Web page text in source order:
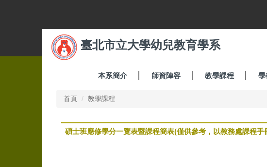
容
臺北市立大學幼兒教育學系
本系簡介 師資陣容 教學課程 學
首頁 教學課程
碩士班應修學分一覽表暨課程簡表(僅供參考，以教務處課程手